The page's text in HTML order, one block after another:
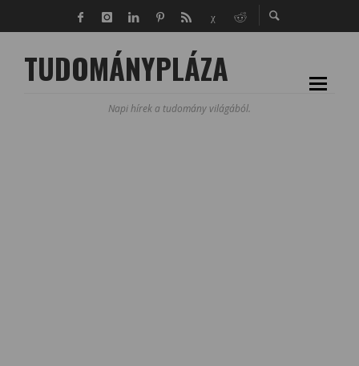
TUDOMÁNYPLÁZA
Napi hírek a tudomány világából.